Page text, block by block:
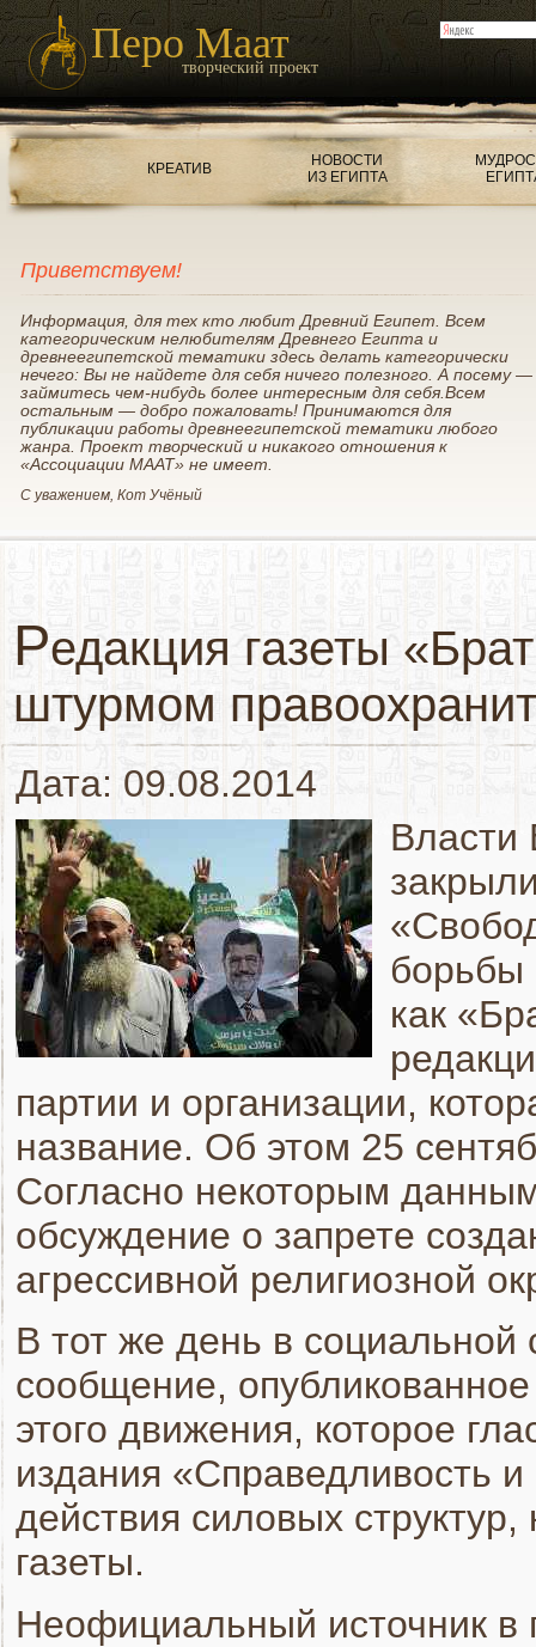
Перо Маат
творческий проект
КРЕАТИВ
НОВОСТИ
ИЗ ЕГИПТА
Приветствуем!
Информация, для тех кто любит Древний Египет. Всем
категорическим нелюбителям Древнего Египта и
древнеегипетской тематики здесь делать категорически
нечего: Вы не найдете для себя ничего полезного. А посему —
займитесь чем-нибудь более интересным для себя.Всем
остальным — добро пожаловать! Принимаются для
публикации работы древнеегипетской тематики любого
жанра. Проект творческий и никакого отношения к
«Ассоциации МААТ» не имеет.
С уважением, Кот Учёный
Редакция газеты
штурмом
Дата: 09.08.2014
Власти
борьбы
как
партии и организации,
название. Об этом 25
Согласно некоторым
обсуждение о запрете
агрессивной религиозной
В тот же день в социальной
сообщение,
этого движения, которое
издания «Справедливость
действия силовых
газеты.
Неофициальный источник в